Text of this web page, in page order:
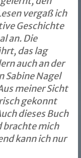
vergaß ich
Geschichte
an. Die
das lag
auch an der
Sabine Nagel
meiner Sicht
gekonnt
dieses Buch
brachte mich
kann ich nur